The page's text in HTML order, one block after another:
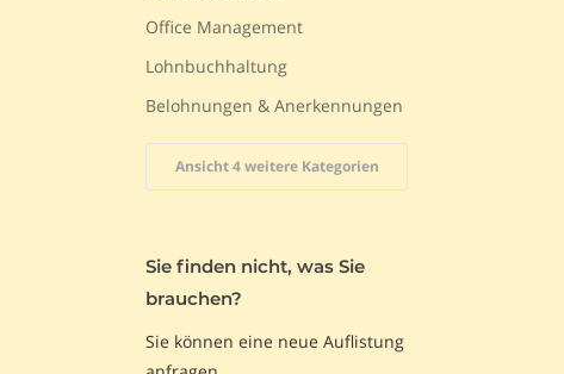
Office Management
Lohnbuchhaltung
Belohnungen & Anerkennungen
Ansicht 4 weitere Kategorien
Sie finden nicht, was Sie
brauchen?
Sie können eine neue Auflistung